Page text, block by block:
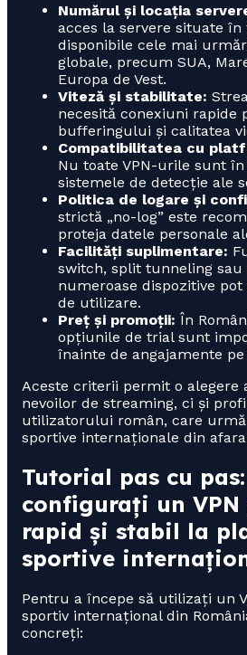
Numărul și locația
acces la servere situate
disponibile cele mai
globale, precum SUA,
Europa de Vest.
Viteză și stabilitate:
necesită conexiuni rapide
bufferingului și calitatea
Compatibilitatea cu
Nu toate VPN-urile sunt
sistemele de detecție ale
Politica de logare și
strictă „no-log” este
proteja datele personale
Facilități suplimentare:
switch, split tunneling
numeroase dispozitive
de utilizare.
Preț și promoții: În
opțiunile de trial sunt
înainte de angajamente
Aceste criterii permit o alegere
nevoilor de streaming, ci și
utilizatorului român, care
sportive internaționale din
Tutorial pas cu
configurați un VPN
rapid și stabil la
sportive
Pentru a începe să utilizați un
sportiv internațional din
concreți: